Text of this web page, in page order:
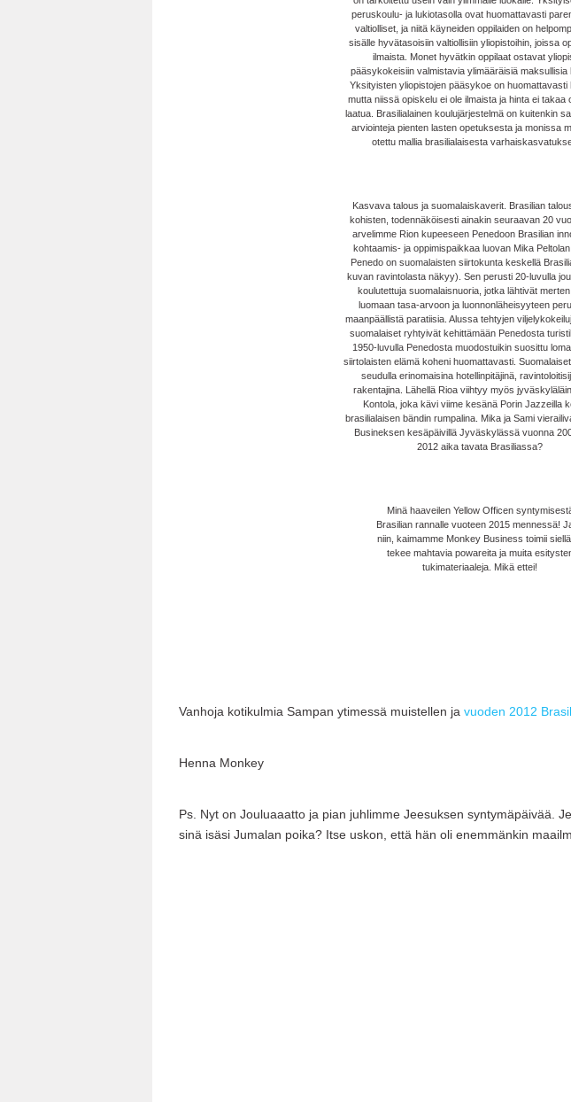
peruskoulu- ja lukiotasolla ovat huomattavasti
valtiolliset, ja niitä käyneiden oppilaiden on
sisälle hyvätasoisiin valtiollisiin yliopistoihin, joissa
ilmaista. Monet hyvätkin oppilaat ostavat
pääsykokeisiin valmistavia ylimääräisiä maksullisia
Yksityisten yliopistojen pääsykoe on huomattavasti
mutta niissä opiskelu ei ole ilmaista ja hinta ei takaa
laatua. Brasilialainen koulujärjestelmä on kuitenkin
arviointeja pienten lasten opetuksesta ja monissa
otettu mallia brasilialaisesta
Kasvava talous ja suomalaiskaverit. Brasilian
kohisten, todennäköisesti ainakin seuraavan 20
arvelimme Rion kupeeseen Penedoon Brasilian
kohtaamis- ja oppimispaikkaa luovan Mika
Penedo on suomalaisten siirtokunta keskellä
kuvan ravintolasta näkyy). Sen perusti 20-luvulla
koulutettuja suomalaisnuoria, jotka lähtivät
luomaan tasa-arvoon ja luonnonläheisyyteen
maanpäällistä paratiisia. Alussa tehtyjen
suomalaiset ryhtyivät kehittämään Penedosta
1950-luvulla Penedosta muodostuikin suosittu
siirtolaisten elämä koheni huomattavasti.
seudulla erinomaisina hotellinpitäjinä,
rakentajina. Lähellä Rioa viihtyy myös
Kontola, joka kävi viime kesänä Porin Jazzeilla
brasilialaisen bändin rumpalina. Mika ja Sami
Busineksen kesäpäivillä Jyväskylässä vuonna
2012 aika tavata Brasiliassa?
Minä haaveilen Yellow Officen
Brasilian rannalle vuoteen 2015 mennessä!
niin, kaimamme Monkey Business toimii
tekee mahtavia powareita ja muita
tukimateriaaleja. Mikä ettei!
Vanhoja kotikulmia Sampan ytimessä muistellen ja vuoden 2012
Henna Monkey
Ps. Nyt on Jouluaaatto ja pian juhlimme Jeesuksen syntymäpäivää.
sinä isäsi Jumalan poika? Itse uskon, että hän oli enemmänkin